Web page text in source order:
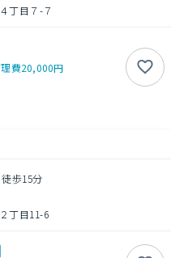
丁目７-７
費20,000円
歩15分
丁目11-6